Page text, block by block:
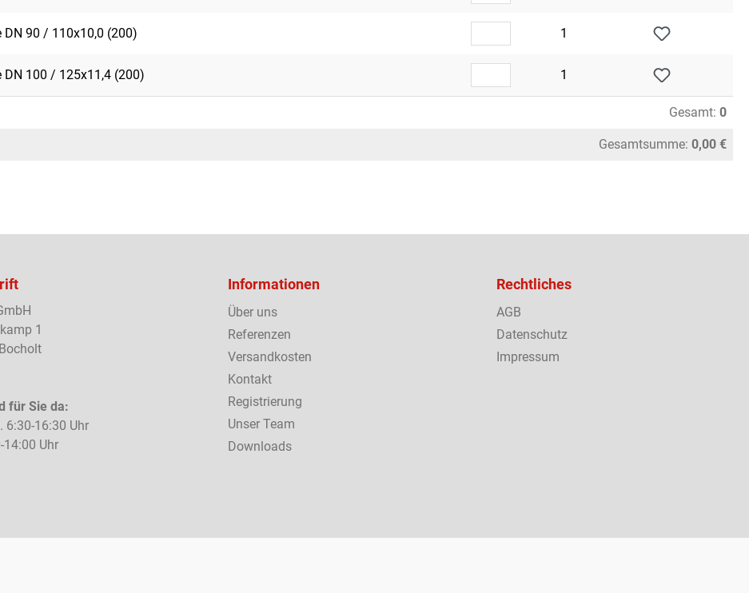
DN 90 / 110x10,0 (200) 1
DN 100 / 125x11,4 (200) 1
Gesamt: 0
Gesamtsumme: 0,00 €
1
für Sie da:
6:30-16:30 Uhr
14:00 Uhr
Informationen
Über uns
Referenzen
Versandkosten
Kontakt
Registrierung
Unser Team
Downloads
Rechtliches
AGB
Datenschutz
Impressum